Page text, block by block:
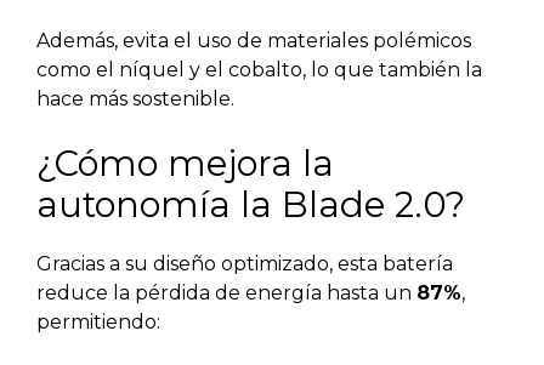
Además, evita el uso de materiales polémicos
como el níquel y el cobalto, lo que también la
hace más sostenible.
¿Cómo mejora la
autonomía la Blade 2.0?
Gracias a su diseño optimizado, esta batería
reduce la pérdida de energía hasta un 87%,
permitiendo: